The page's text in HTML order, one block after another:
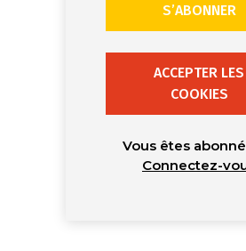
S’ABONNER
ACCEPTER LES
COOKIES
Vous êtes
Connectez-